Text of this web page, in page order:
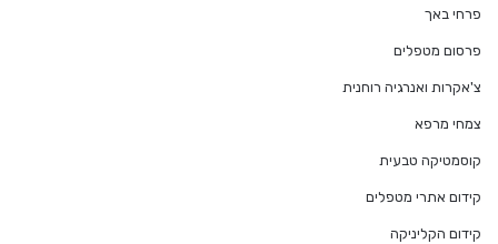
פרחי באך
פרסום מטפלים
צ'אקרות ואנרגיה רוחנית
צמחי מרפא
קוסמטיקה טבעית
קידום אתרי מטפלים
קידום הקליניקה